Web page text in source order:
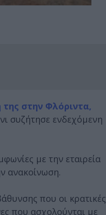
στην Φλόριντα,
συζήτησε ενδεχόμενη
με την εταιρεία
ανακοίνωση.
που οι κρατικές
που ασχολούνται με